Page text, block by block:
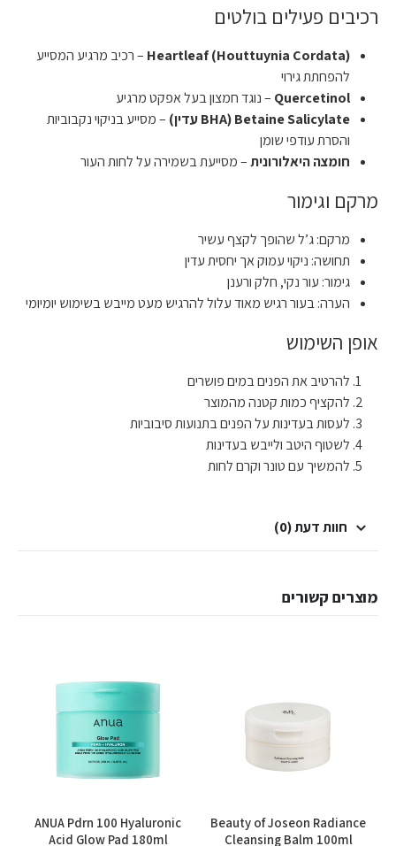
רכיבים פעילים בולטים
Heartleaf (Houttuynia Cordata) – רכיב מרגיע המסייע
להפחתת גירוי
Quercetinol – נוגד חמצון בעל אפקט מרגיע
Betaine Salicylate (BHA עדין)
– מסייע בניקוי נקבוביות
והסרת עודפי שומן
חומצה היאלורונית– מסייעת בשמירה על לחות העור
מרקם וגימור
מרקם: ג’ל שהופך לקצף עשיר
תחושה: ניקוי עמוק אך יחסית עדין
גימור: עור נקי, חלק ורענן
הערה: בעור רגיש מאוד עלול להרגיש מעט מייבש בשימוש יומיומי
אופן השימוש
להרטיב את הפנים במים פושרים
להקציף כמות קטנה מהמוצר
לעסות בעדינות על הפנים בתנועות סיבוביות
לשטוף היטב ולייבש בעדינות
להמשיך עם טונר וקרם לחות
חוות דעת (0)
מוצרים קשורים
Beauty of Joseon Radiance
Cleansing Balm 100ml
ANUA Pdrn 100 Hyaluronic
Acid Glow Pad 180ml